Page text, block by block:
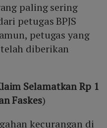
paling sering
petugas BPJS
petugas yang
diberikan
Selamatkan Rp 1
Faskes)
kecurangan di